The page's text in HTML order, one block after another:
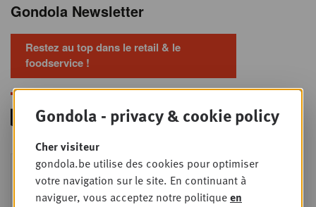
Gondola Newsletter
Restez au top dans le retail & le
foodservice !
MER
9
SEPT
Foodservice - Joint
business planning
Intro to Negotiation: Succes aan de
Gondola - privacy & cookie policy
Cher visiteur
gondola.be utilise des cookies pour optimiser
votre navigation sur le site. En continuant à
naviguer, vous acceptez notre politiqueen